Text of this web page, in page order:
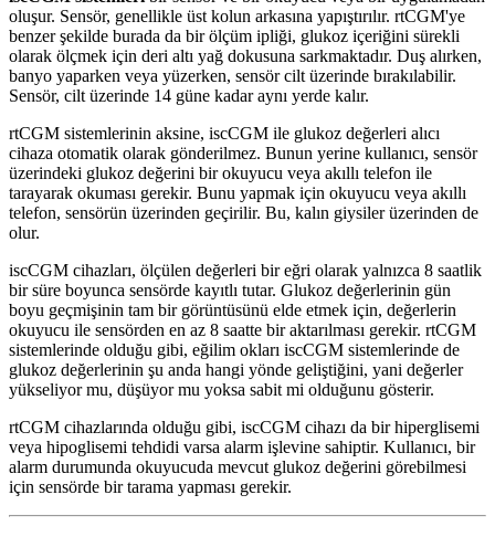
oluşur. Sensör, genellikle üst kolun arkasına yapıştırılır. rtCGM'ye
benzer şekilde burada da bir ölçüm ipliği, glukoz içeriğini sürekli
olarak ölçmek için deri altı yağ dokusuna sarkmaktadır. Duş alırken,
banyo yaparken veya yüzerken, sensör cilt üzerinde bırakılabilir.
Sensör, cilt üzerinde 14 güne kadar aynı yerde kalır.
rtCGM sistemlerinin aksine, iscCGM ile glukoz değerleri alıcı
cihaza otomatik olarak gönderilmez. Bunun yerine kullanıcı, sensör
üzerindeki glukoz değerini bir okuyucu veya akıllı telefon ile
tarayarak okuması gerekir. Bunu yapmak için okuyucu veya akıllı
telefon, sensörün üzerinden geçirilir. Bu, kalın giysiler üzerinden de
olur.
iscCGM cihazları, ölçülen değerleri bir eğri olarak yalnızca 8 saatlik
bir süre boyunca sensörde kayıtlı tutar. Glukoz değerlerinin gün
boyu geçmişinin tam bir görüntüsünü elde etmek için, değerlerin
okuyucu ile sensörden en az 8 saatte bir aktarılması gerekir. rtCGM
sistemlerinde olduğu gibi, eğilim okları iscCGM sistemlerinde de
glukoz değerlerinin şu anda hangi yönde geliştiğini, yani değerler
yükseliyor mu, düşüyor mu yoksa sabit mi olduğunu gösterir.
rtCGM cihazlarında olduğu gibi, iscCGM cihazı da bir hiperglisemi
veya hipoglisemi tehdidi varsa alarm işlevine sahiptir. Kullanıcı, bir
alarm durumunda okuyucuda mevcut glukoz değerini görebilmesi
için sensörde bir tarama yapması gerekir.